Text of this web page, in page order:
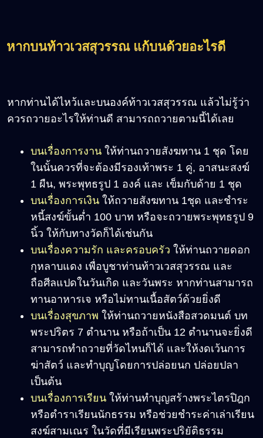
หากบนท้าวเวสสุวรรณ แก้บนด้วยอะไรดี
หากท่านได้ไหว้และบนองค์ท้าวเวสสุวรรณ แล้วไม่รู้ว่า
ควรถวายอะไรให้ท่านดี สามารถถวายตามนี้ได้เลย
บนเรื่องการงาน ให้ท่านถวายสังฆทาน 1 ชุด โดย
ในนั้นควรที่จะต้องมีรองเท้าพระ 1 คู่, อาสนะสงฆ์
1 ผืน, พระพุทธรูป 1 องค์ และ เข็มกับด้าย 1 ชุด
บนเรื่องการเงิน ให้ถวายสังฆทาน 1ชุด และชำระ
หนี้สงฆ์ขั้นต่ำ 100 บาท หรือจะถวายพระพุทธรูป 9
นิ้ว ให้กับทางวัดก็ได้เช่นกัน
บนเรื่องความรัก และครอบครัว ให้ท่านถวายดอก
กุหลาบแดง เพื่อบูชาท่านท้าวเวสสุวรรณ และ
ถือศีลแปดในวันเกิด และวันพระ หากท่านสามารถ
ทานอาหารเจ หรือไม่ทานเนื้อสัตว์ด้วยยิ่งดี
บนเรื่องสุขภาพ ให้ท่านถวายหนังสือสวดมนต์ บท
พระปริตร 7 ตำนาน หรือถ้าเป็น 12 ตำนานจะยิ่งดี
สามารถทำถวายที่วัดไหนก็ได้ และให้งดเว้นการ
ฆ่าสัตว์ และทำบุญโดยการปล่อยนก ปล่อยปลา
เป็นต้น
บนเรื่องการเรียน ให้ท่านทำบุญสร้างพระไตรปิฎก
หรือตำราเรียนนักธรรม หรือช่วยชำระค่าเล่าเรียน
สงฆ์สามเณร ในวัดที่มีเรียนพระปริยัติธรรม